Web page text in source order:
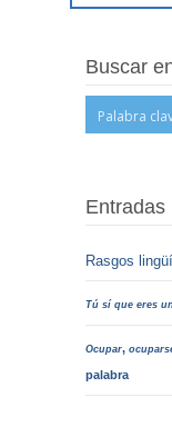
Buscar
Entradas
Rasgos
Tú sí que eres
Ocupar,
palabra